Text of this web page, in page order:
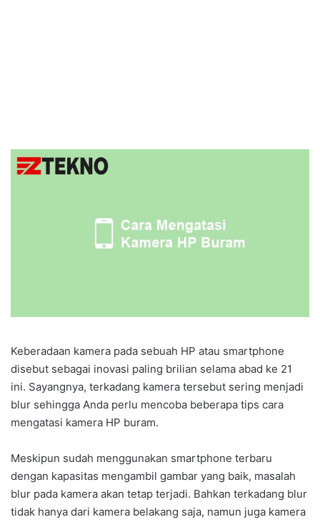
Keberadaan kamera pada sebuah HP atau smartphone
disebut sebagai inovasi paling brilian selama abad ke 21
ini. Sayangnya, terkadang kamera tersebut sering menjadi
blur sehingga Anda perlu mencoba beberapa tips cara
mengatasi kamera HP buram.
Meskipun sudah menggunakan smartphone terbaru
dengan kapasitas mengambil gambar yang baik, masalah
blur pada kamera akan tetap terjadi. Bahkan terkadang blur
tidak hanya dari kamera belakang saja, namun juga kamera